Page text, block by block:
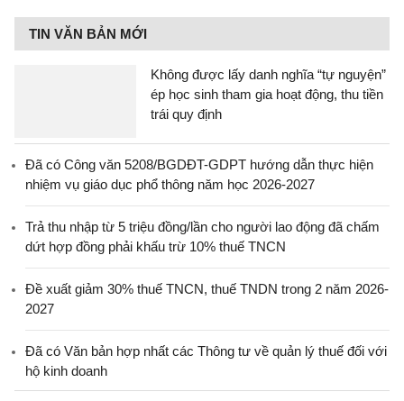
TIN VĂN BẢN MỚI
Không được lấy danh nghĩa “tự nguyện”
ép học sinh tham gia hoạt động, thu tiền
trái quy định
Đã có Công văn 5208/BGDĐT-GDPT hướng dẫn thực hiện
nhiệm vụ giáo dục phổ thông năm học 2026-2027
Trả thu nhập từ 5 triệu đồng/lần cho người lao động đã chấm
dứt hợp đồng phải khấu trừ 10% thuế TNCN
Đề xuất giảm 30% thuế TNCN, thuế TNDN trong 2 năm 2026-
2027
Đã có Văn bản hợp nhất các Thông tư về quản lý thuế đối với
hộ kinh doanh